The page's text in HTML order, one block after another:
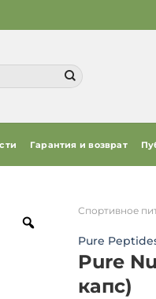
Гарантия и возврат
Спортивное
Pure
Pure
капс)